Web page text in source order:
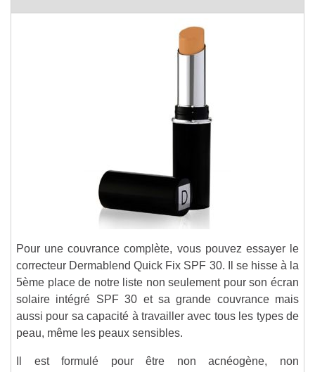
Pour une couvrance complète, vous pouvez essayer le
correcteur Dermablend Quick Fix SPF 30. Il se hisse à la
5ème place de notre liste non seulement pour son écran
solaire intégré SPF 30 et sa grande couvrance mais
aussi pour sa capacité à travailler avec tous les types de
peau, même les peaux sensibles.
Il est formulé pour être non acnéogène, non